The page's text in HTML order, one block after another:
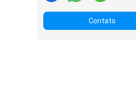
Contato